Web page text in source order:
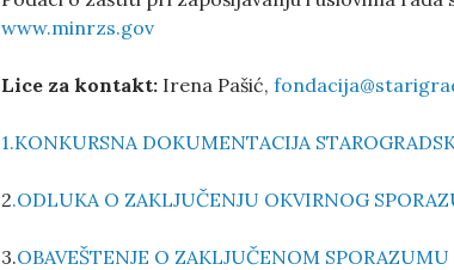
www.minrzs.gov
Lice za kontakt: Irena Pašić,
1.KONKURSNA DOKUMENTACIJA
2.ODLUKA O ZAKLJUČENJU OKVIRNOG
3.OBAVEŠTENJE O ZAKLJUČENOM SPORAZUMU